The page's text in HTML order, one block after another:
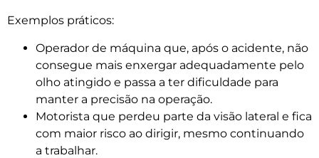
Exemplos práticos:
Operador de máquina que, após o acidente, não
consegue mais enxergar adequadamente pelo
olho atingido e passa a ter dificuldade para
manter a precisão na operação.
Motorista que perdeu parte da visão lateral e fica
com maior risco ao dirigir, mesmo continuando
a trabalhar.